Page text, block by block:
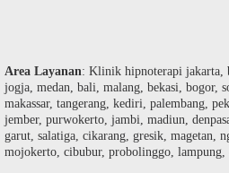
Area Layanan: Klinik hipnoterapi jakarta,
jogja, medan, bali, malang, bekasi, bogor,
makassar, tangerang, kediri, palembang,
jember, purwokerto, jambi, madiun,
garut, salatiga, cikarang, gresik, magetan,
mojokerto, cibubur, probolinggo, lampung,